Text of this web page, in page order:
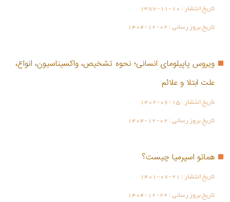
تاریخ انتشار :1387-11-10
تاریخ بروز رسانی :1404-12-02
ویروس پاپیلومای انسانی؛ نحوه تشخیص، واکسیناسیون، انواع،
علت ابتلا و علائم
تاریخ انتشار :1402-06-15
تاریخ بروز رسانی :1404-12-02
هماتو اسپرمیا چیست؟
تاریخ انتشار : 1401-07-21
تاریخ بروز رسانی :1404-12-22